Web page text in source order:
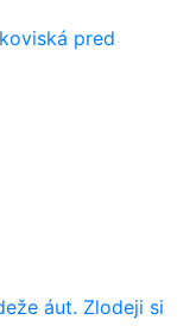
pred
áut. Zlodeji si